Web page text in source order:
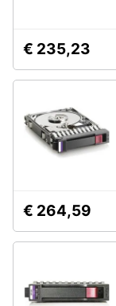
€ 235,23
€ 264,59